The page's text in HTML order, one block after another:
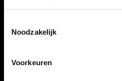
Noodzakelijk
Voorkeuren
ACTIVITEITEN